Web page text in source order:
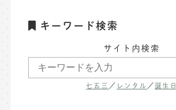
キーワード検索
サイト内検索
七五三 ／ レンタル ／誕生日